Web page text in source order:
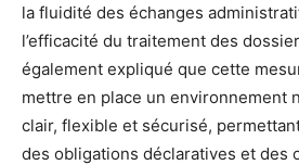
la fluidité des échanges
l’efficacité du traitement des
également expliqué que cette
mettre en place un environnement
clair, flexible et sécurisé,
des obligations déclaratives et des